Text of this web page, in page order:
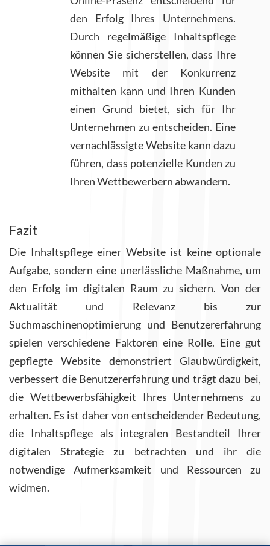
den Erfolg Ihres Unternehmens.
Durch regelmäßige Inhaltspflege
können Sie sicherstellen, dass Ihre
Website mit der Konkurrenz
mithalten kann und Ihren Kunden
einen Grund bietet, sich für Ihr
Unternehmen zu entscheiden. Eine
vernachlässigte Website kann dazu
führen, dass potenzielle Kunden zu
Ihren Wettbewerbern abwandern.
Fazit
Die Inhaltspflege einer Website ist keine optionale
Aufgabe, sondern eine unerlässliche Maßnahme, um
den Erfolg im digitalen Raum zu sichern. Von der
Aktualität und Relevanz bis zur
Suchmaschinenoptimierung und Benutzererfahrung
spielen verschiedene Faktoren eine Rolle. Eine gut
gepflegte Website demonstriert Glaubwürdigkeit,
verbessert die Benutzererfahrung und trägt dazu bei,
die Wettbewerbsfähigkeit Ihres Unternehmens zu
erhalten. Es ist daher von entscheidender Bedeutung,
die Inhaltspflege als integralen Bestandteil Ihrer
digitalen Strategie zu betrachten und ihr die
notwendige Aufmerksamkeit und Ressourcen zu
widmen.